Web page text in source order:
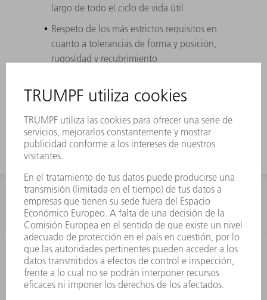
largo de todo el ciclo de vida útil
Respeto de los más estrictos requisitos en
cuanto a tolerancias de forma y posición,
rugosidad y recubrimiento
montaje y el desmontaje de los espejos
INFORMACIÓN
Preguntas más frecuentes
Condiciones generales de venta
CONTACTO
Departamento de Repuestos
+34 91 657 36 70